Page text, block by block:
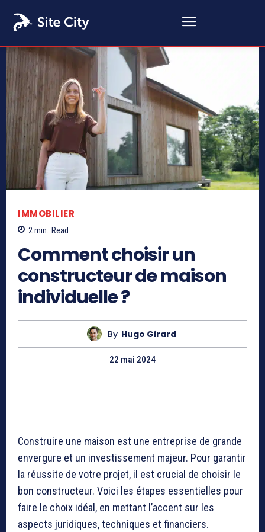
IMMOBILIER
2 min. Read
Comment choisir un
constructeur de maison
individuelle ?
By Hugo Girard
22 mai 2024
Construire une maison est une entreprise de grande
envergure et un investissement majeur. Pour garantir
la réussite de votre projet, il est crucial de choisir le
bon constructeur. Voici les étapes essentielles pour
faire le choix idéal, en mettant l’accent sur les
aspects juridiques, techniques et financiers.